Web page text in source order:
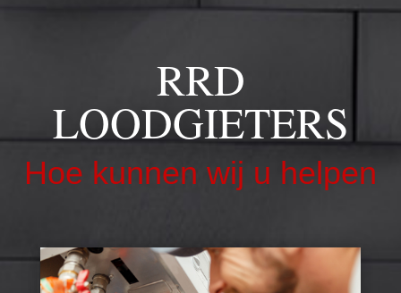
RRD
LOODGIETERS
Hoe kunnen wij u helpen